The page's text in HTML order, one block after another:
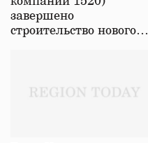
завершено
строительство нового…